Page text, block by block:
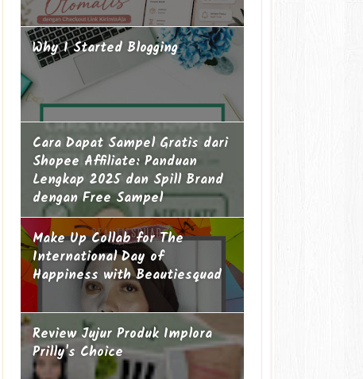
Why I Started Blogging
Cara Dapat Sampel Gratis dari
Shopee Affiliate: Panduan
Lengkap 2025 dan Spill Brand
dengan Free Sampel
Make Up Collab for The
International Day of
Happiness with Beautiesquad
Review Jujur Produk Implora
Prilly's Choice